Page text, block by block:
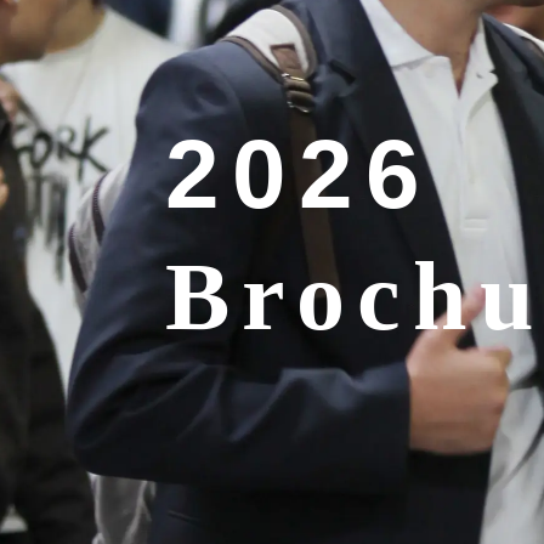
2026